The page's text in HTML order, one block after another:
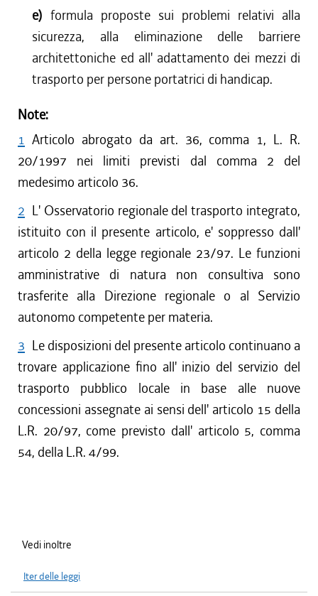
e) formula proposte sui problemi relativi alla
sicurezza, alla eliminazione delle barriere
architettoniche ed all' adattamento dei mezzi di
trasporto per persone portatrici di handicap.
Note:
1 Articolo abrogato da art. 36, comma 1, L. R.
20/1997 nei limiti previsti dal comma 2 del
medesimo articolo 36.
2 L' Osservatorio regionale del trasporto integrato,
istituito con il presente articolo, e' soppresso dall'
articolo 2 della legge regionale 23/97. Le funzioni
amministrative di natura non consultiva sono
trasferite alla Direzione regionale o al Servizio
autonomo competente per materia.
3 Le disposizioni del presente articolo continuano a
trovare applicazione fino all' inizio del servizio del
trasporto pubblico locale in base alle nuove
concessioni assegnate ai sensi dell' articolo 15 della
L.R. 20/97, come previsto dall' articolo 5, comma
54, della L.R. 4/99.
Vedi inoltre
Iter delle leggi